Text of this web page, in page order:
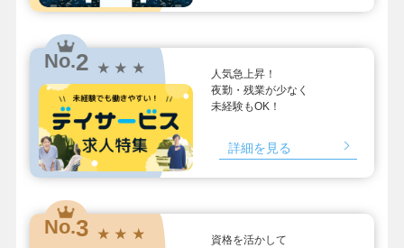
No.2 ★ ★ ★
人気急上昇！
夜勤・残業が少なく
未経験もOK！
詳細を見る
No.3 ★ ★ ★
資格を活かして